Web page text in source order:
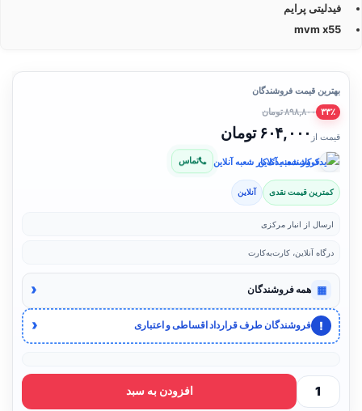
فیدلیتی پرایم
mvm x55
بهترین قیمت فروشندگان
۳۳٪ ۸۹۸,۸۰۰ تومان
قیمت از ۶۰۴,۰۰۰ تومان
فروشنده: یدک‌کار شعبه آنلاین تماس
کمترین قیمت نقدی آنلاین
ارسال از انبار مرکزی
درگاه آنلاین، کارت‌به‌کارت
▦ همه فروشندگان ‹
! فروشندگان طرف قرارداد اقساطی و اعتباری ‹
افزودن به سبد